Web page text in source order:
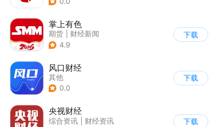
掌上有色
期货
财经新闻
| 贵金属原油
4.9
下载
风口财经
其他
0.0
下载
央视财经
综合资讯
财经资讯
下载